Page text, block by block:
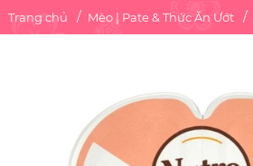
Trang chủ Mèo | Pate & Thức Ăn Ướt